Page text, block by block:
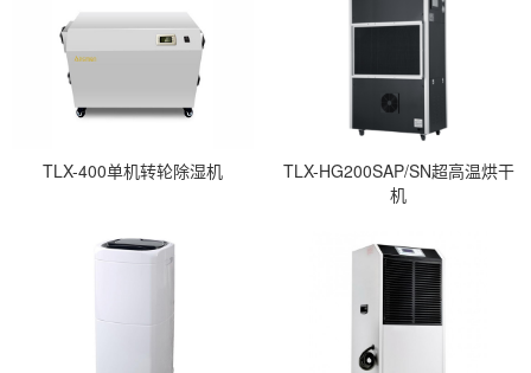
TLX-400单机转轮除湿机
TLX-HG200SAP/SN超高温烘干
机